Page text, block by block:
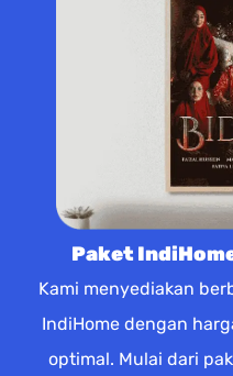
Paket
Kami menyediakan
IndiHome dengan
optimal. Mulai dari